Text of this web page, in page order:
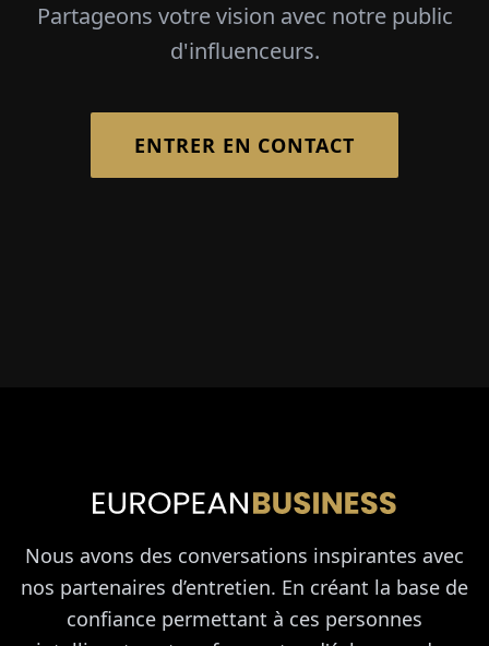
Partageons votre vision avec notre public
d'influenceurs.
ENTRER EN CONTACT
Nous avons des conversations inspirantes avec
nos partenaires d’entretien. En créant la base de
confiance permettant à ces personnes